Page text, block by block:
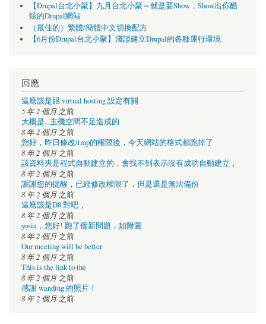
【Drupal台北小聚】九月台北小聚～就是要Show，Show出你酷
炫的Drupal網站
（最佳的）繁體/簡體中文切換配方
【6月份Drupal台北小聚】淺談建立Drupal的各種運行環境
回應
這應該是跟 virtual hosting 設定有關
5 年 2 個月 之前
大概是...主機空間不足造成的
8 年 2 個月 之前
您好，昨日修改/tmp的權限後，今天網站的格式都跑掉了
8 年 2 個月 之前
該資料夾是程式自動建立的，會找不到表示沒有成功自動建立，
8 年 2 個月 之前
謝謝您的提醒，已經修改權限了，但是還是無法備份
8 年 2 個月 之前
這應該是D8 對吧，
8 年 2 個月 之前
yosia，您好! 跑了個新問題，如附圖
8 年 2 個月 之前
Our meeting will be better
8 年 2 個月 之前
This is the link to the
8 年 2 個月 之前
感謝 wanding 的照片！
8 年 2 個月 之前